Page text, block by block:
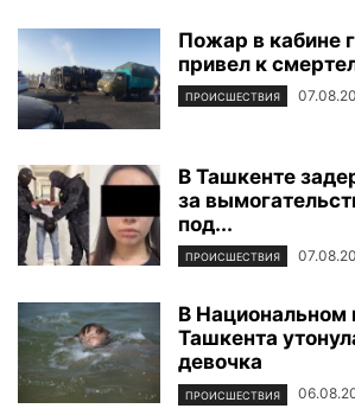
Пожар в кабине
привел к
ПРОИСШЕСТВИЯ
В Ташкенте
за
под...
ПРОИСШЕСТВИЯ
В Национальном
Ташкента
девочка
ПРОИСШЕСТВИЯ